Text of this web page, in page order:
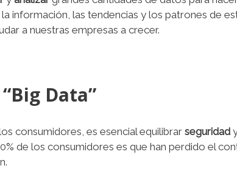
información, las tendencias y los patrones de
a nuestras empresas a crecer.
Data”
consumidores, es esencial equilibrar seguridad
de los consumidores es que han perdido el